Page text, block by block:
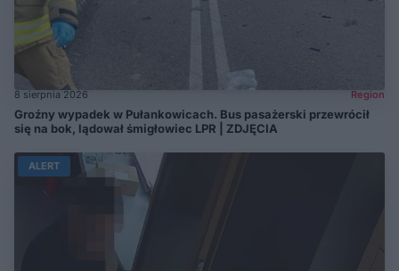
8 sierpnia 2026 Region
Groźny wypadek w Pułankowicach. Bus pasażerski przewrócił
się na bok, lądował śmigłowiec LPR | ZDJĘCIA
ALERT